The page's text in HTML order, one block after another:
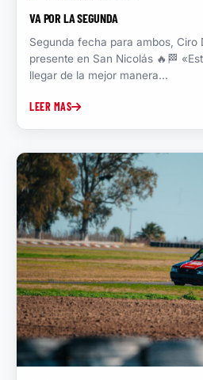
VA POR LA SEGUNDA
Segunda fecha para ambos, Ciro
presente en San Nicolás 🔥🏁
llegar de la mejor manera...
LEER MAS